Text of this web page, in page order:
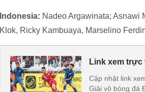
Indonesia: Nadeo Argawinata; Asnawi
Klok, Ricky Kambuaya, Marselino
Link xem trực
Cập nhật link
Giải vô bóng đá